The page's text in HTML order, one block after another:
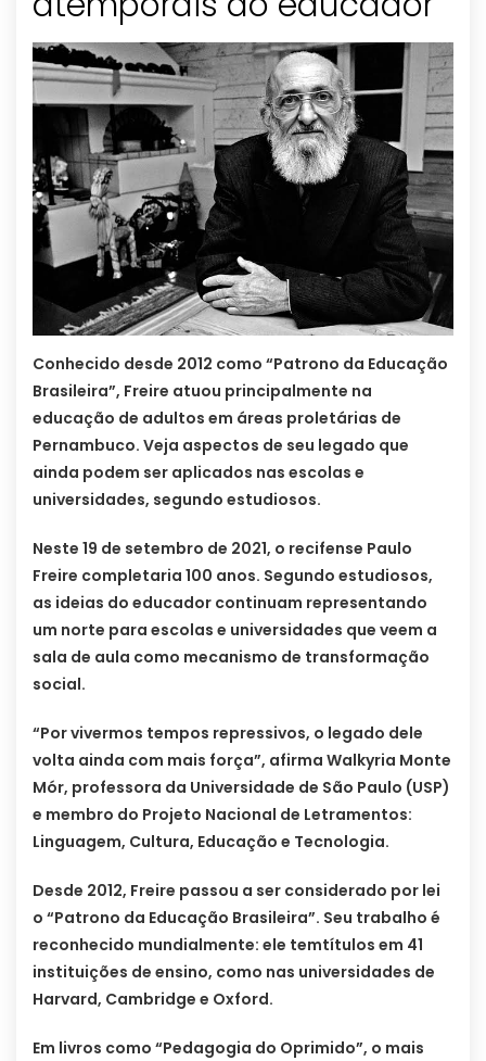
Conhecido desde 2012 como “Patrono da Educação
Brasileira”, Freire atuou principalmente na
educação de adultos em áreas proletárias de
Pernambuco. Veja aspectos de seu legado que
ainda podem ser aplicados nas escolas e
universidades, segundo estudiosos.
Neste 19 de setembro de 2021, o recifense Paulo
Freire completaria 100 anos. Segundo estudiosos,
as ideias do educador continuam representando
um norte para escolas e universidades que veem a
sala de aula como mecanismo de transformação
social.
“Por vivermos tempos repressivos, o legado dele
volta ainda com mais força”, afirma Walkyria Monte
Mór, professora da Universidade de São Paulo (USP)
e membro do Projeto Nacional de Letramentos:
Linguagem, Cultura, Educação e Tecnologia.
Desde 2012, Freire passou a ser considerado por lei
o “Patrono da Educação Brasileira”. Seu trabalho é
reconhecido mundialmente: ele temtítulos em 41
instituições de ensino, como nas universidades de
Harvard, Cambridge e Oxford.
Em livros como “Pedagogia do Oprimido”, o mais